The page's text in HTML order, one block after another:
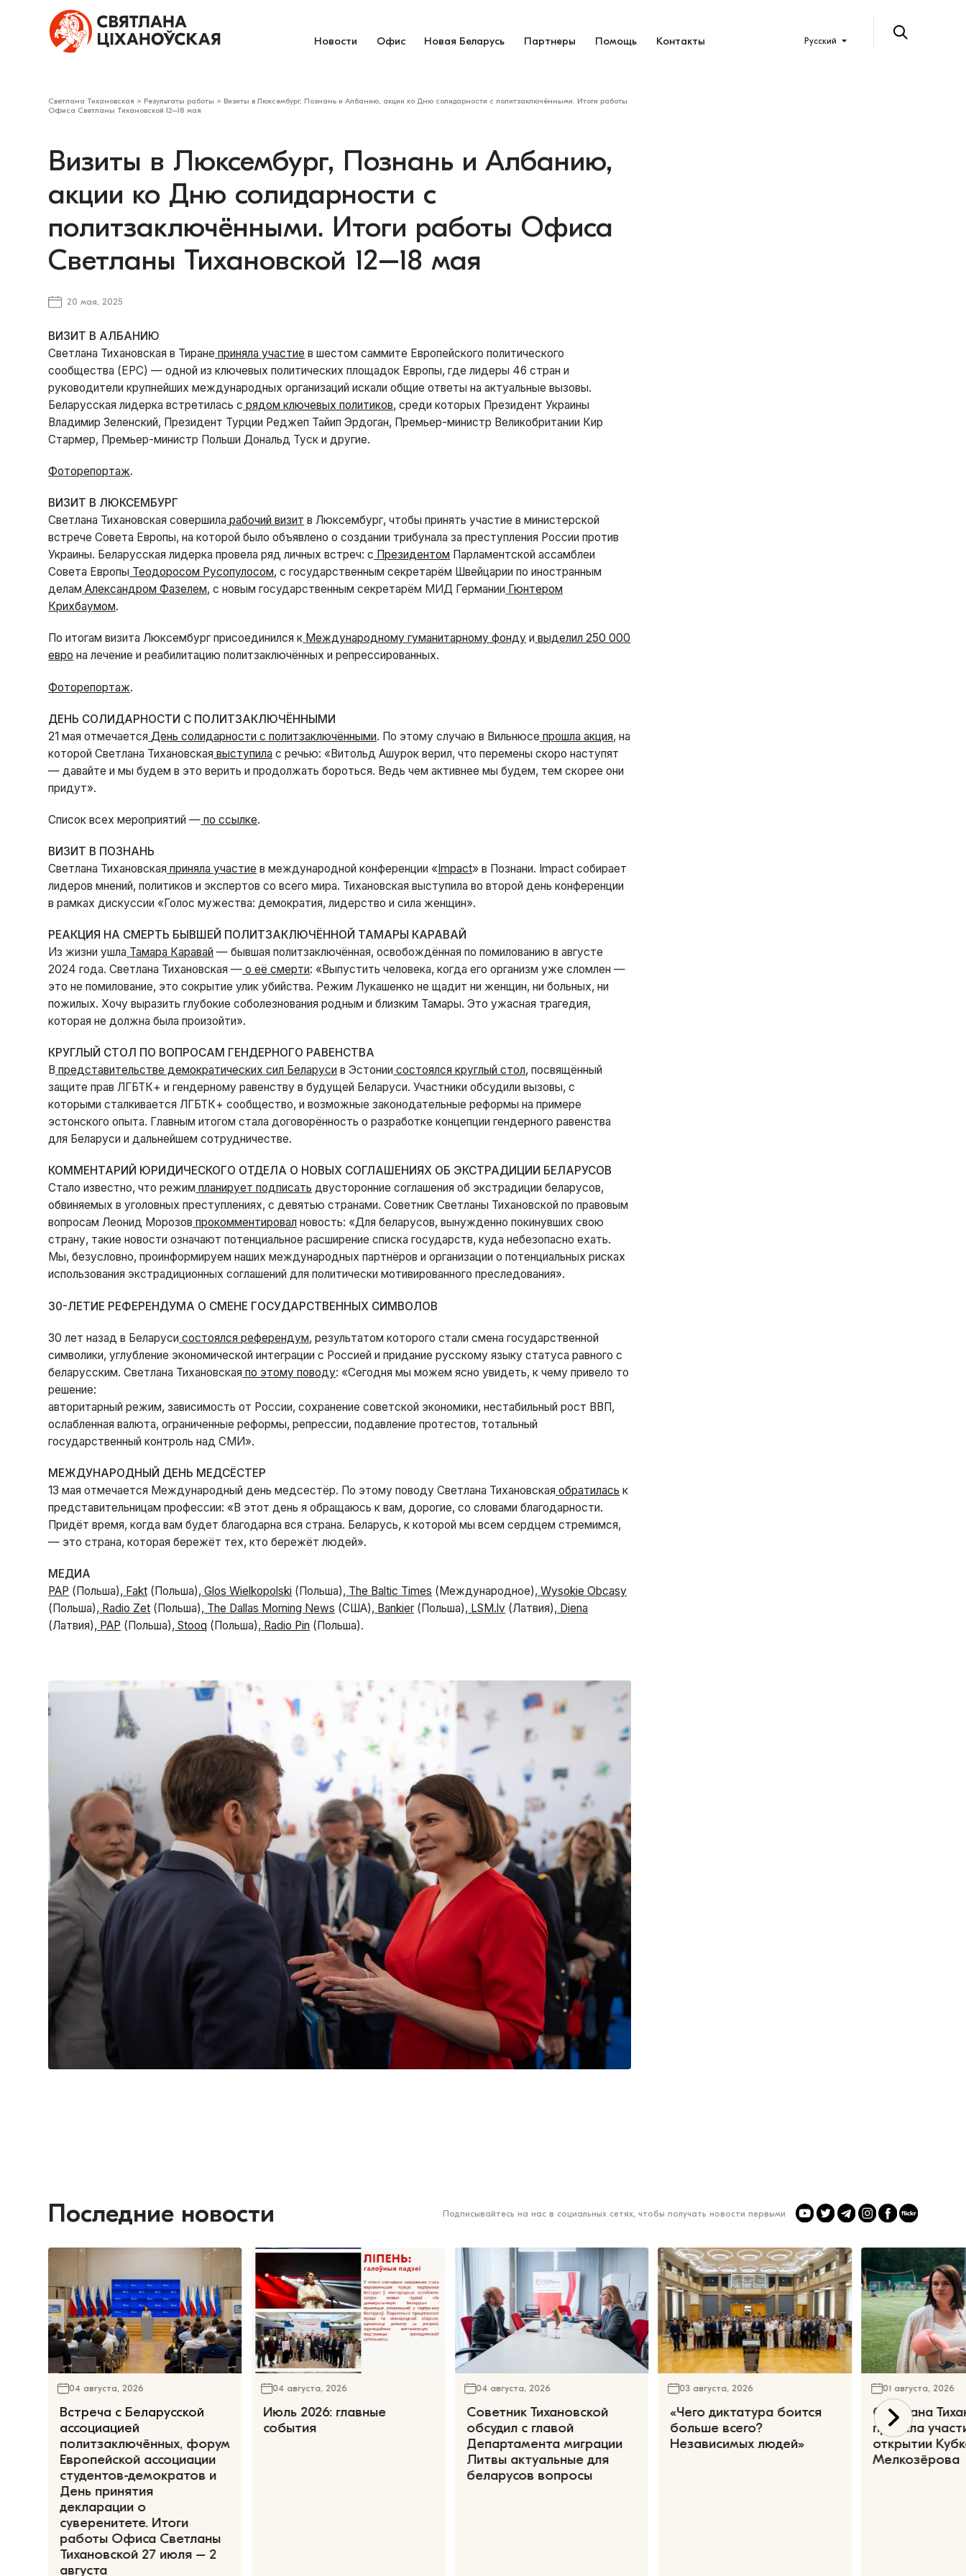
Новости Офис Новая Беларусь Партнеры Помощь Контакты Русский
Светлана Тихановская > Результаты работы > Визиты в Люксембург, Познань и Албанию, акции ко Дню солидарности с политзаключёнными. Итоги работы
Офиса Светланы Тихановской 12–18 мая
Визиты в Люксембург, Познань и Албанию,
акции ко Дню солидарности с
политзаключёнными. Итоги работы Офиса
Светланы Тихановской 12–18 мая
20 мая, 2025
ВИЗИТ В АЛБАНИЮ
Светлана Тихановская в Тиране приняла участие в шестом саммите Европейского политического
сообщества (EPC) — одной из ключевых политических площадок Европы, где лидеры 46 стран и
руководители крупнейших международных организаций искали общие ответы на актуальные вызовы.
Беларусская лидерка встретилась с рядом ключевых политиков, среди которых Президент Украины
Владимир Зеленский, Президент Турции Реджеп Тайип Эрдоган, Премьер-министр Великобритании Кир
Стармер, Премьер-министр Польши Дональд Туск и другие.
Фоторепортаж.
ВИЗИТ В ЛЮКСЕМБУРГ
Светлана Тихановская совершила рабочий визит в Люксембург, чтобы принять участие в министерской
встрече Совета Европы, на которой было объявлено о создании трибунала за преступления России против
Украины. Беларусская лидерка провела ряд личных встреч: с Президентом Парламентской ассамблеи
Совета Европы Теодоросом Русопулосом, с государственным секретарём Швейцарии по иностранным
делам Александром Фазелем, с новым государственным секретарём МИД Германии Гюнтером
Крихбаумом.
По итогам визита Люксембург присоединился к Международному гуманитарному фонду и выделил 250 000
евро на лечение и реабилитацию политзаключённых и репрессированных.
Фоторепортаж.
ДЕНЬ СОЛИДАРНОСТИ С ПОЛИТЗАКЛЮЧЁННЫМИ
21 мая отмечается День солидарности с политзаключёнными. По этому случаю в Вильнюсе прошла акция, на
которой Светлана Тихановская выступила с речью: «Витольд Ашурок верил, что перемены скоро наступят
— давайте и мы будем в это верить и продолжать бороться. Ведь чем активнее мы будем, тем скорее они
придут».
Список всех мероприятий — по ссылке.
ВИЗИТ В ПОЗНАНЬ
Светлана Тихановская приняла участие в международной конференции «Impact» в Познани. Impact собирает
лидеров мнений, политиков и экспертов со всего мира. Тихановская выступила во второй день конференции
в рамках дискуссии «Голос мужества: демократия, лидерство и сила женщин».
РЕАКЦИЯ НА СМЕРТЬ БЫВШЕЙ ПОЛИТЗАКЛЮЧЁННОЙ ТАМАРЫ КАРАВАЙ
Из жизни ушла Тамара Каравай — бывшая политзаключённая, освобождённая по помилованию в августе
2024 года. Светлана Тихановская — о её смерти: «Выпустить человека, когда его организм уже сломлен —
это не помилование, это сокрытие улик убийства. Режим Лукашенко не щадит ни женщин, ни больных, ни
пожилых. Хочу выразить глубокие соболезнования родным и близким Тамары. Это ужасная трагедия,
которая не должна была произойти».
КРУГЛЫЙ СТОЛ ПО ВОПРОСАМ ГЕНДЕРНОГО РАВЕНСТВА
В представительстве демократических сил Беларуси в Эстонии состоялся круглый стол, посвящённый
защите прав ЛГБТК+ и гендерному равенству в будущей Беларуси. Участники обсудили вызовы, с
которыми сталкивается ЛГБТК+ сообщество, и возможные законодательные реформы на примере
эстонского опыта. Главным итогом стала договорённость о разработке концепции гендерного равенства
для Беларуси и дальнейшем сотрудничестве.
КОММЕНТАРИЙ ЮРИДИЧЕСКОГО ОТДЕЛА О НОВЫХ СОГЛАШЕНИЯХ ОБ ЭКСТРАДИЦИИ БЕЛАРУСОВ
Стало известно, что режим планирует подписать двусторонние соглашения об экстрадиции беларусов,
обвиняемых в уголовных преступлениях, с девятью странами. Советник Светланы Тихановской по правовым
вопросам Леонид Морозов прокомментировал новость: «Для беларусов, вынужденно покинувших свою
страну, такие новости означают потенциальное расширение списка государств, куда небезопасно ехать.
Мы, безусловно, проинформируем наших международных партнёров и организации о потенциальных рисках
использования экстрадиционных соглашений для политически мотивированного преследования».
30-ЛЕТИЕ РЕФЕРЕНДУМА О СМЕНЕ ГОСУДАРСТВЕННЫХ СИМВОЛОВ
30 лет назад в Беларуси состоялся референдум, результатом которого стали смена государственной
символики, углубление экономической интеграции с Россией и придание русскому языку статуса равного с
беларусским. Светлана Тихановская по этому поводу: «Сегодня мы можем ясно увидеть, к чему привело то
решение:
авторитарный режим, зависимость от России, сохранение советской экономики, нестабильный рост ВВП,
ослабленная валюта, ограниченные реформы, репрессии, подавление протестов, тотальный
государственный контроль над СМИ».
МЕЖДУНАРОДНЫЙ ДЕНЬ МЕДСЁСТЕР
13 мая отмечается Международный день медсестёр. По этому поводу Светлана Тихановская обратилась к
представительницам профессии: «В этот день я обращаюсь к вам, дорогие, со словами благодарности.
Придёт время, когда вам будет благодарна вся страна. Беларусь, к которой мы всем сердцем стремимся,
— это страна, которая бережёт тех, кто бережёт людей».
МЕДИА
PAP (Польша), Fakt (Польша), Glos Wielkopolski (Польша), The Baltic Times (Международное), Wysokie Obcasy
(Польша), Radio Zet (Польша), The Dallas Morning News (США), Bankier (Польша), LSM.lv (Латвия), Diena
(Латвия), PAP (Польша), Stooq (Польша), Radio Pin (Польша).
Последние новости Подписывайтесь на нас в социальных сетях, чтобы получать новости первыми
04 августа, 2026
Встреча с Беларусской
ассоциацией
политзаключённых, форум
Европейской ассоциации
студентов-демократов и
День принятия
декларации о
суверенитете. Итоги
работы Офиса Светланы
Тихановской 27 июля – 2
августа
04 августа, 2026
Июль 2026: главные
события
04 августа, 2026
Советник Тихановской
обсудил с главой
Департамента миграции
Литвы актуальные для
беларусов вопросы
03 августа, 2026
«Чего диктатура боится
больше всего?
Независимых людей»
01 августа, 2026
Светлана
приняла
открытии
Мелкозёрова